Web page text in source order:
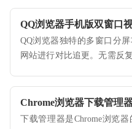
QQ浏览器手机版双窗口
QQ浏览器独特的多窗口分
网站进行对比追更。无需反
Chrome浏览器下载管理
下载管理器是Chrome浏览